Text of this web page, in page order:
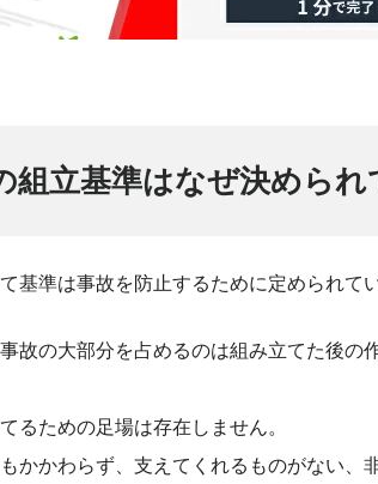
組立基準はなぜ決められ
基準は事故を防止するために定められて
故の大部分を占めるのは組み立てた後の
るための足場は存在しません。
かかわらず、支えてくれるものがない、